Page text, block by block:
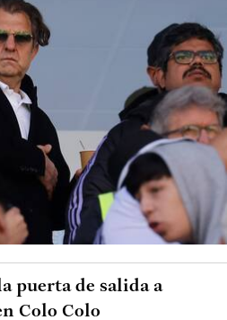
puerta de salida a
Colo Colo